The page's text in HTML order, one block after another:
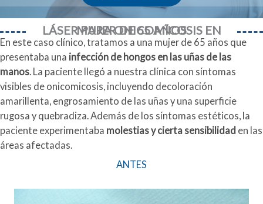
LÁSER PARA ONICOMICOSIS EN MUJER DE 65 AÑOS
En este caso clínico, tratamos a una mujer de 65 años que
presentaba una infección de hongos en las uñas de las
manos. La paciente llegó a nuestra clínica con síntomas
visibles de onicomicosis, incluyendo decoloración
amarillenta, engrosamiento de las uñas y una superficie
rugosa y quebradiza. Además de los síntomas estéticos, la
paciente experimentaba molestias y cierta sensibilidad en las
áreas afectadas.
ANTES